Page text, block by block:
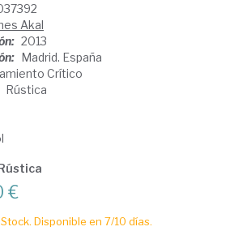
Akal
2013
Madrid. España
Crítico
Rústica
€
Disponible en 7/10 días.